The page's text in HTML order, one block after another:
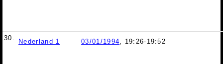
30. Nederland 1 03/01/1994, 19:26-19:52